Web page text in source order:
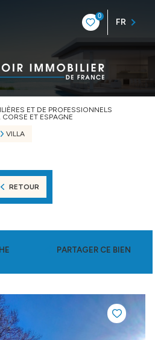
0
FR
ET DE PROFESSIONNELS
ET ESPAGNE
VILLA
RETOUR
PARTAGER CE BIEN